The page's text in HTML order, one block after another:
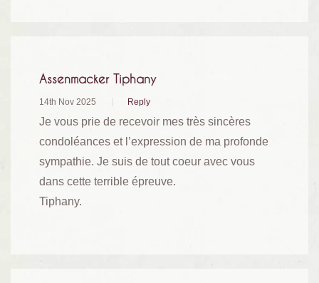
Assenmacker Tiphany
14th Nov 2025 Reply
Je vous prie de recevoir mes très sincères
condoléances et l’expression de ma profonde
sympathie. Je suis de tout coeur avec vous
dans cette terrible épreuve.
Tiphany.